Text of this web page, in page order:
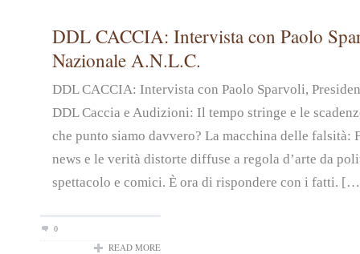
DDL CACCIA: Intervista con Paolo
Nazionale A.N.L.C.
DDL CACCIA: Intervista con Paolo Sparvoli,
DDL Caccia e Audizioni: Il tempo stringe e le
che punto siamo davvero? La macchina delle falsità:
news e le verità distorte diffuse a regola d’arte da
spettacolo e comici. È ora di rispondere con i fatti.
0
READ MORE